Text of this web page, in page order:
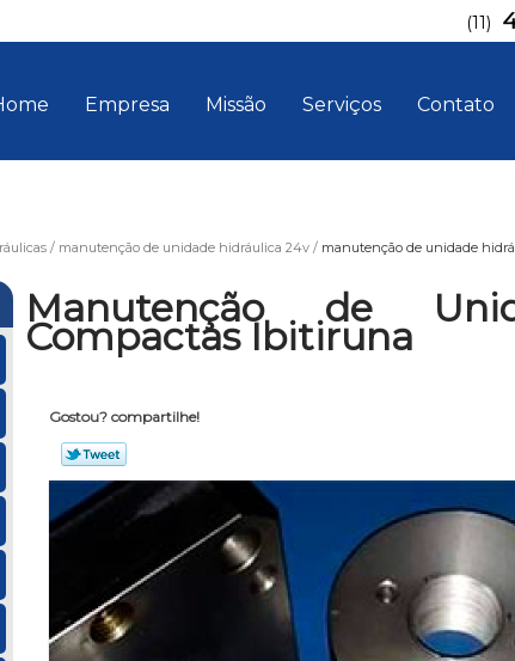
Empresa Missão Serviços Contato
(11)
manutenção de unidade hidráulica 24v manutenção de unidade
Manutenção de
Compactas Ibitiruna
Gostou? compartilhe!